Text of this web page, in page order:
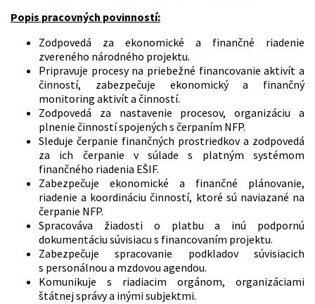
Popis pracovných povinností:
Zodpovedá za ekonomické a finančné riadenie
zvereného národného projektu.
Pripravuje procesy na priebežné financovanie aktivít a
činností, zabezpečuje ekonomický a finančný
monitoring aktivít a činností.
Zodpovedá za nastavenie procesov, organizáciu a
plnenie činností spojených s čerpaním NFP.
Sleduje čerpanie finančných prostriedkov a zodpovedá
za ich čerpanie v súlade s platným systémom
finančného riadenia EŠIF.
Zabezpečuje ekonomické a finančné plánovanie,
riadenie a koordináciu činností, ktoré sú naviazané na
čerpanie NFP.
Spracováva žiadosti o platbu a inú podpornú
dokumentáciu súvisiacu s financovaním projektu.
Zabezpečuje spracovanie podkladov súvisiacich
s personálnou a mzdovou agendou.
Komunikuje s riadiacim orgánom, organizáciami
štátnej správy a inými subjektmi.